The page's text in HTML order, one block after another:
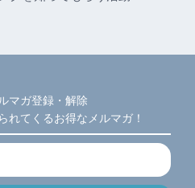
マガ登録・解除
れてくるお得なメルマガ！